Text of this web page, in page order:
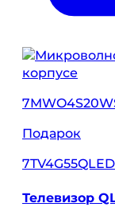
Подарок
Телевизор